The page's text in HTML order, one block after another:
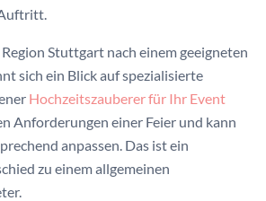
Stuttgart nach einem geeigneten
sich ein Blick auf spezialisierte
Hochzeitszauberer für Ihr Event
Anforderungen einer Feier und kann
anpassen. Das ist ein
zu einem allgemeinen